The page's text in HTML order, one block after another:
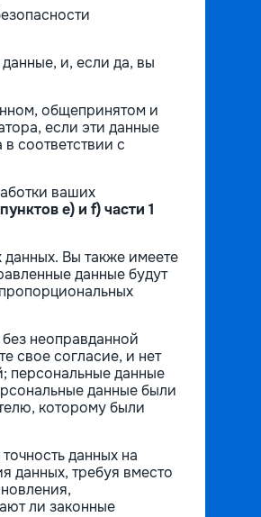
и, если да, вы
общепринятом и
если эти данные
соответствии с
ваших
пунктов e) и f) части 1
Вы также имеете
данные будут
неоправданной
свое согласие, и нет
персональные данные
данные были
которому были
данных на
данных, требуя вместо
ли законные